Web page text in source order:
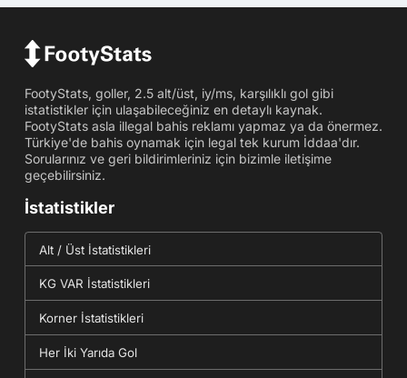
FootyStats, goller, 2.5 alt/üst, iy/ms, karşılıklı gol gibi
istatistikler için ulaşabileceğiniz en detaylı kaynak.
FootyStats asla illegal bahis reklamı yapmaz ya da önermez.
Türkiye'de bahis oynamak için legal tek kurum İddaa'dır.
Sorularınız ve geri bildirimleriniz için bizimle iletişime
geçebilirsiniz.
İstatistikler
Alt / Üst İstatistikleri
KG VAR İstatistikleri
Korner İstatistikleri
Her İki Yarıda Gol